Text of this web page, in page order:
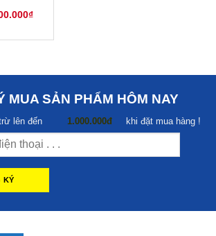
₫Giá
là:
MUA SẢN PHẨM HÔM NAY
lên đến 1.000.000đ khi đặt mua hàng !